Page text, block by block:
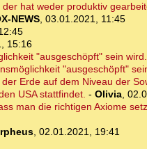
hat weder produktiv
NEWS, 03.01.2021, 11:45
15:16
"ausgeschöpft" sein
"ausgeschöpft"
Erde auf dem Niveau der
USA stattfindet. - Olivia,
man die richtigen Axiome
, 02.01.2021, 19:41